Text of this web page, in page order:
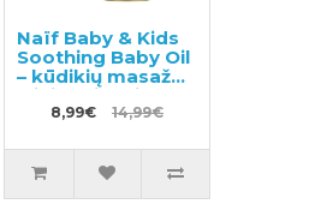
Naïf Baby & Kids
Soothing Baby Oil
– kūdikių masažo
aliejus visų tipų
odai 100ml
8,99€ 14,99€